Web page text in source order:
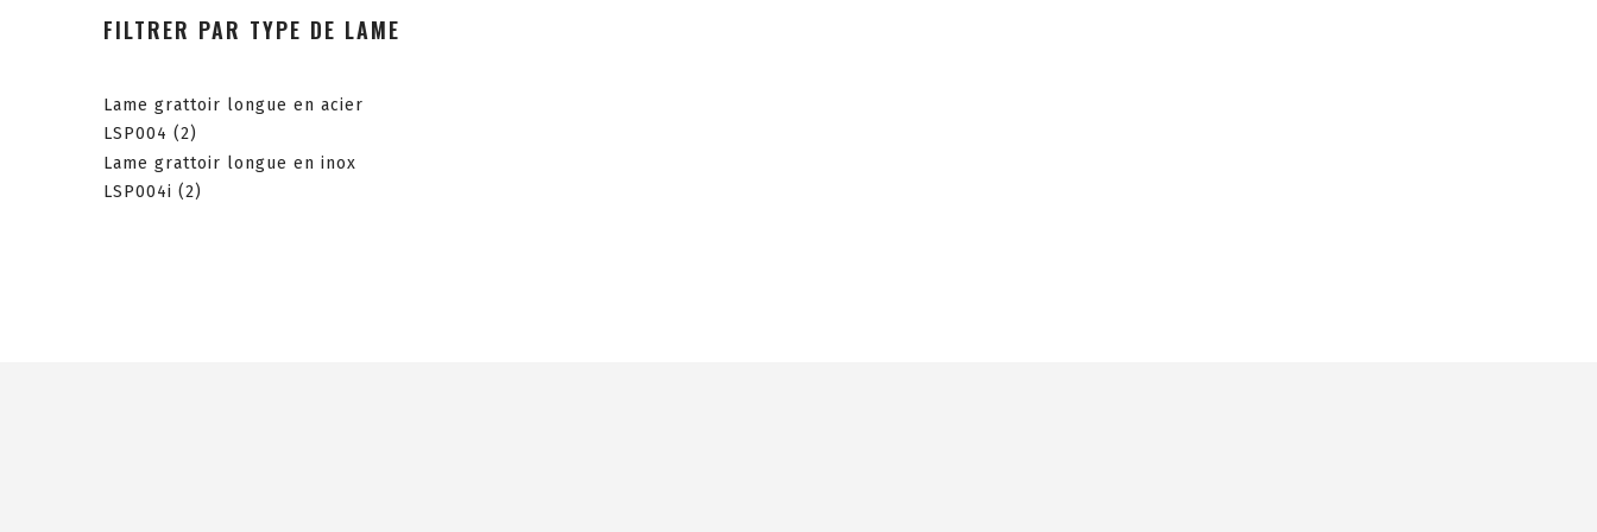
FILTRER PAR TYPE DE LAME
Lame grattoir longue en acier
LSP004 (2)
Lame grattoir longue en inox
LSP004i (2)